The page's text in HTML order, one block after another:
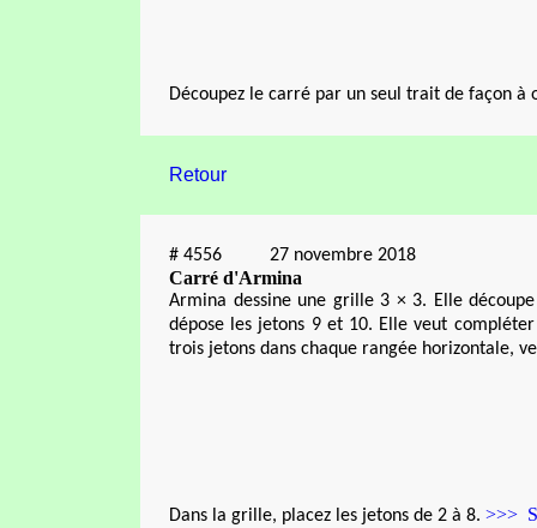
Découpez le carré par un seul trait de façon
Retour
# 4556 27 novembre 2018
Carré d'Armina
Armina dessine une grille 3 × 3. Elle
dépose les jetons 9 et 10. Elle veut
trois jetons dans chaque rangée horizontale,
Dans la grille, placez les jetons de 2 à 8. >>>